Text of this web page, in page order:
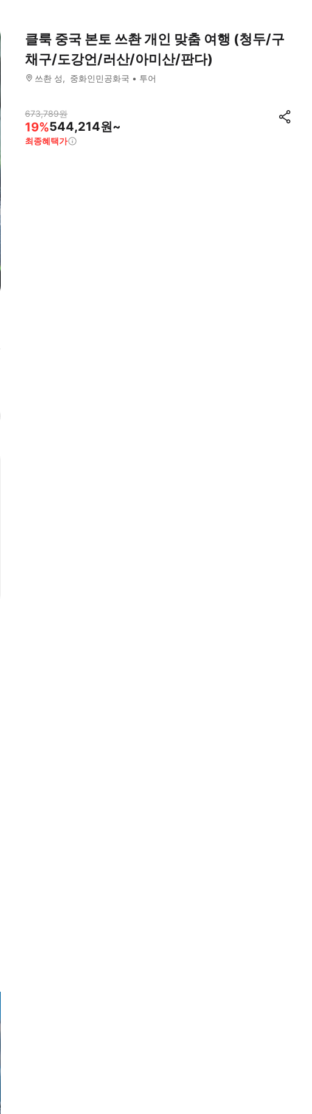
클룩 중국 본토 쓰촨 개인 맞춤 여행 (청두/구
채구/도강언/러산/아미산/판다)
쓰촨 성 중화인민공화국 투어
673,789원
19%544,214원~
최종혜택가